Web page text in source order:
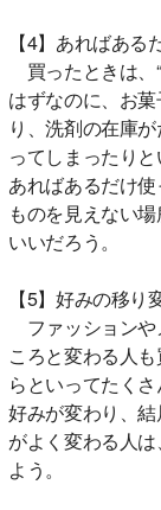
【4】あればある
買ったときは、
はずなのに、お
り、洗剤の在庫
ってしまったりと
あればあるだけ
ものを見えない
いいだろう。
【5】好みの移り
ファッションや
ころと変わる人
らといってたく
好みが変わり、
がよく変わる人
よう。